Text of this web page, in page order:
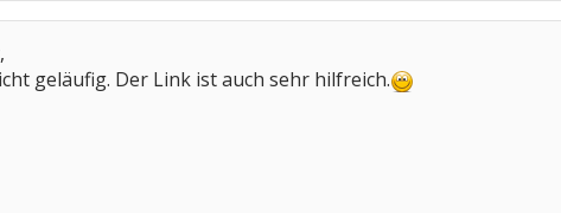
geläufig. Der Link ist auch sehr hilfreich.